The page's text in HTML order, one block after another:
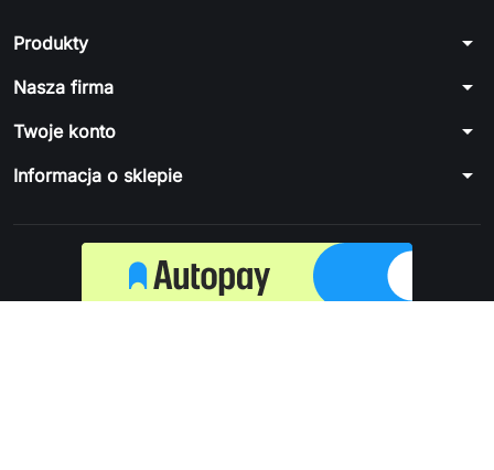
Produkty arrow_drop_down
Nasza firma arrow_drop_down
Twoje konto arrow_drop_down
Informacja o sklepie arrow_drop_down